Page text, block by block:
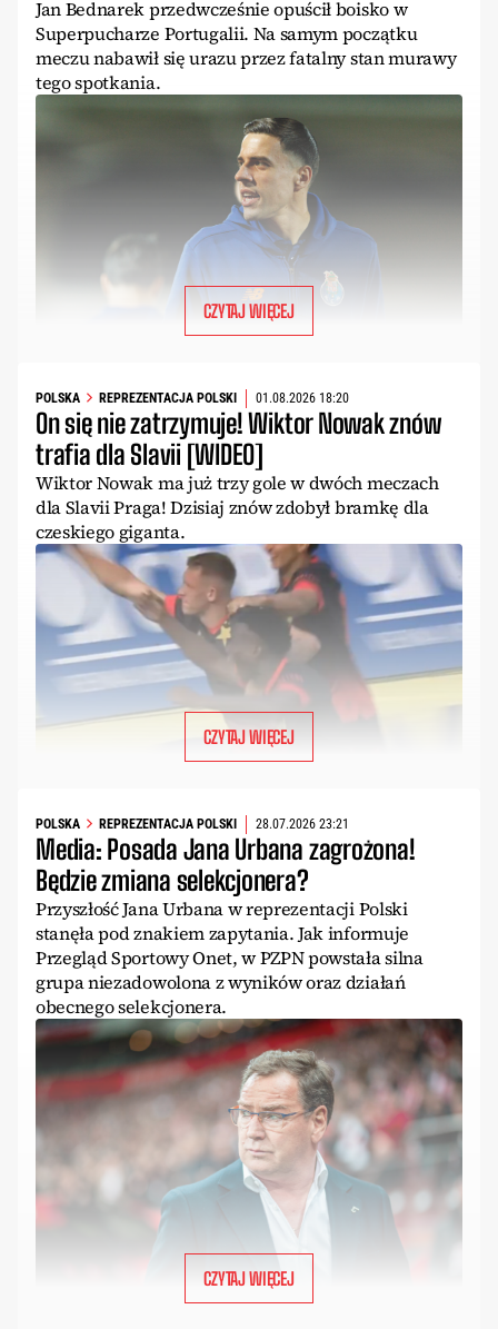
Jan Bednarek przedwcześnie opuścił boisko w
Superpucharze Portugalii. Na samym początku
meczu nabawił się urazu przez fatalny stan murawy
tego spotkania.
CZYTAJ WIĘCEJ
POLSKA REPREZENTACJA POLSKI 01.08.2026 18:20
On się nie zatrzymuje! Wiktor Nowak znów
trafia dla Slavii [WIDEO]
Wiktor Nowak ma już trzy gole w dwóch meczach
dla Slavii Praga! Dzisiaj znów zdobył bramkę dla
czeskiego giganta.
CZYTAJ WIĘCEJ
POLSKA REPREZENTACJA POLSKI 28.07.2026 23:21
Media: Posada Jana Urbana zagrożona!
Będzie zmiana selekcjonera?
Przyszłość Jana Urbana w reprezentacji Polski
stanęła pod znakiem zapytania. Jak informuje
Przegląd Sportowy Onet, w PZPN powstała silna
grupa niezadowolona z wyników oraz działań
obecnego selekcjonera.
CZYTAJ WIĘCEJ